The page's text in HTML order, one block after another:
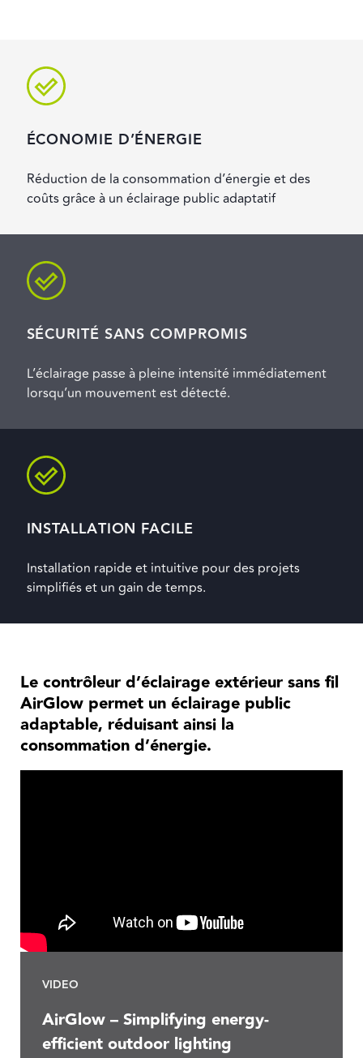
ÉCONOMIE D’ÉNERGIE
Réduction de la consommation d’énergie et des
coûts grâce à un éclairage public adaptatif
SÉCURITÉ SANS COMPROMIS
L’éclairage passe à pleine intensité immédiatement
lorsqu’un mouvement est détecté.
INSTALLATION FACILE
Installation rapide et intuitive pour des projets
simplifiés et un gain de temps.
Le contrôleur d’éclairage extérieur sans fil
AirGlow permet un éclairage public
adaptable, réduisant ainsi la
consommation d’énergie.
VIDEO
AirGlow – Simplifying energy-
efficient outdoor lighting